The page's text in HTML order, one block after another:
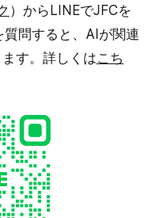
）からLINEでJFCを
問すると、AIが関連
す。詳しくはこち